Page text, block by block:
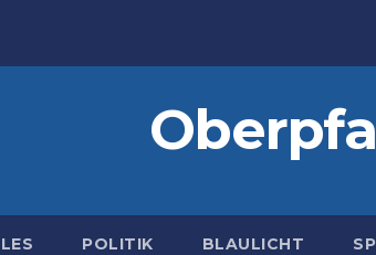
POLITIK BLAULICHT